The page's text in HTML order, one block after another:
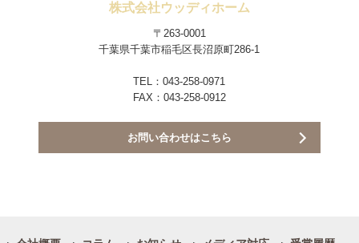
株式会社ウッディホーム
〒263-0001
千葉県千葉市稲毛区長沼原町286-1
TEL：043-258-0971
FAX：043-258-0912
お問い合わせはこちら